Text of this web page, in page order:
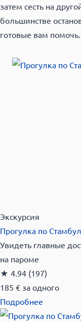
затем сесть на
большинстве
готовые вам помочь.
Экскурсия
Прогулка по
Увидеть главные
на пароме
★ 4.94 (197)
185 € за одного
Подробнее